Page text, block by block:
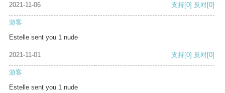
2021-11-06 支持[0] 反对[0]
游客
Estelle sent you 1 nude
2021-11-01 支持[0] 反对[0]
游客
Estelle sent you 1 nude